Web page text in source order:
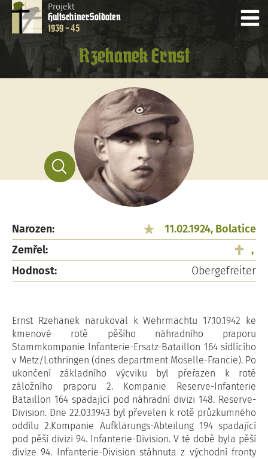
Projekt
HultschinerSoldaten
1939 - 45
Rzehanek Ernst
Narozen:
11.02.1924, Bolatice
Zemřel:
,
Hodnost:
Obergefreiter
Ernst Rzehanek narukoval k Wehrmachtu 17.10.1942 ke
kmenové rotě pěšího náhradního praporu
Stammkompanie Infanterie-Ersatz-Bataillon 164 sídlícího
v Metz/Lothringen (dnes department Moselle-Francie). Po
ukončení základního výcviku byl přeřazen k rotě
záložního praporu 2. Kompanie Reserve-Infanterie
Bataillon 164 spadající pod náhradní divizi 148. Reserve-
Division. Dne 22.03.1943 byl převelen k rotě průzkumného
oddílu 2.Kompanie Aufklärungs-Abteilung 194 spadající
pod pěší divizi 94. Infanterie-Division. V té době byla pěší
divize 94. Infanterie-Division stáhnuta z východní fronty